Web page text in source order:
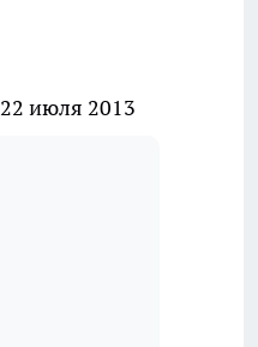
22 июля 2013